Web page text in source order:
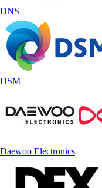
DNS
DSM
Daewoo Electronics